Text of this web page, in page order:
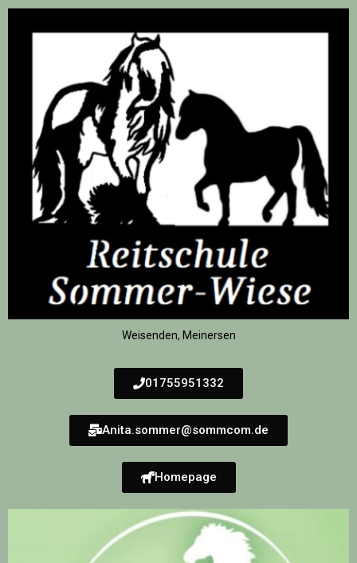
Weisenden, Meinersen
01755951332
Anita.sommer@sommcom.de
Homepage